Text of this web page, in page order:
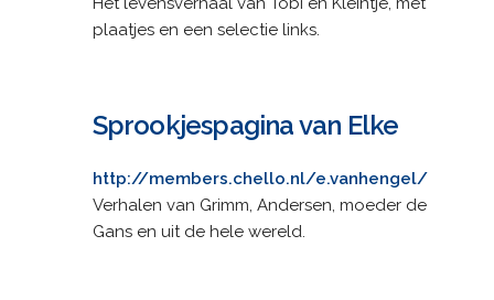
plaatjes en een selectie links.
Sprookjespagina van Elke
http://members.chello.nl/e.vanhengel/
Verhalen van Grimm, Andersen, moeder de
Gans en uit de hele wereld.